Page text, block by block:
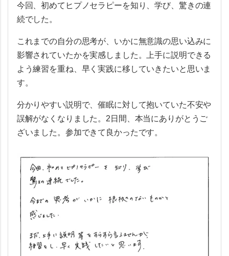
今回、初めてヒプノセラピーを知り、学び、驚きの連
続でした。
これまでの自分の思考が、いかに無意識の思い込みに
影響されていたかを実感しました。上手に説明できる
よう練習を重ね、早く実践に移していきたいと思いま
す。
分かりやすい説明で、催眠に対して抱いていた不安や
誤解がなくなりました。2日間、本当にありがとうご
ざいました。参加できて良かったです。